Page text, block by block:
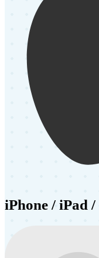
iPhone / iPad